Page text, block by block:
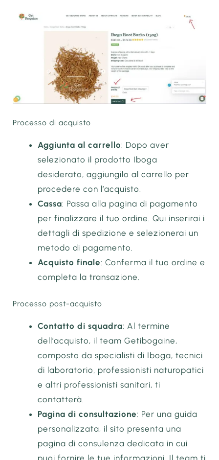
Processo di acquisto
Aggiunta al carrello: Dopo aver
selezionato il prodotto Iboga
desiderato, aggiungilo al carrello per
procedere con l’acquisto.
Cassa: Passa alla pagina di pagamento
per finalizzare il tuo ordine. Qui inserirai i
dettagli di spedizione e selezionerai un
metodo di pagamento.
Acquisto finale: Conferma il tuo ordine e
completa la transazione.
Processo post-acquisto
Contatto di squadra: Al termine
dell’acquisto, il team Getibogaine,
composto da specialisti di Iboga, tecnici
di laboratorio, professionisti naturopatici
e altri professionisti sanitari, ti
contatterà.
Pagina di consultazione: Per una guida
personalizzata, il sito presenta una
pagina di consulenza dedicata in cui
puoi fornire le tue informazioni. Il team ti